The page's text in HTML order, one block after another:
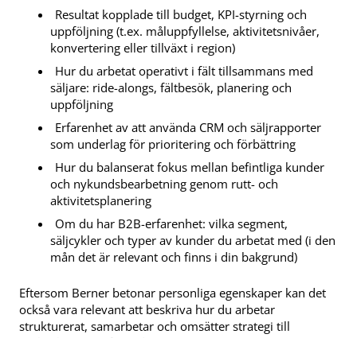
Resultat kopplade till budget, KPI-styrning och
uppföljning (t.ex. måluppfyllelse, aktivitetsnivåer,
konvertering eller tillväxt i region)
Hur du arbetat operativt i fält tillsammans med
säljare: ride-alongs, fältbesök, planering och
uppföljning
Erfarenhet av att använda CRM och säljrapporter
som underlag för prioritering och förbättring
Hur du balanserat fokus mellan befintliga kunder
och nykundsbearbetning genom rutt- och
aktivitetsplanering
Om du har B2B-erfarenhet: vilka segment,
säljcykler och typer av kunder du arbetat med (i den
mån det är relevant och finns i din bakgrund)
Eftersom Berner betonar personliga egenskaper kan det
också vara relevant att beskriva hur du arbetar
strukturerat, samarbetar och omsätter strategi till